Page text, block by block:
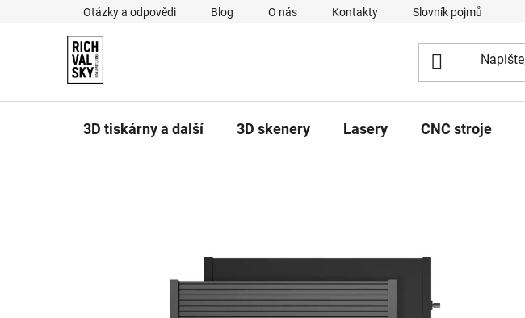
Otázky a odpovědi Blog O nás Kontakty Slovník pojmů
3D tiskárny a další 3D skenery Lasery CNC stroje